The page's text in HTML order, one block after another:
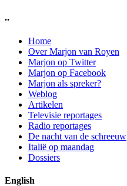
..
Home
Over Marjon van Royen
Marjon op Twitter
Marjon op Facebook
Marjon als spreker?
Weblog
Artikelen
Televisie reportages
Radio reportages
De nacht van de schreeuw
Italië op maandag
Dossiers
English